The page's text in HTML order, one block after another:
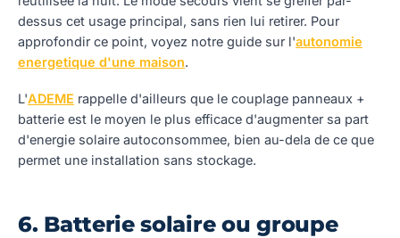
dessus cet usage principal, sans rien lui retirer. Pour
approfondir ce point, voyez notre guide sur l'autonomie
energetique d'une maison.
L'ADEME rappelle d'ailleurs que le couplage panneaux +
batterie est le moyen le plus efficace d'augmenter sa part
d'energie solaire autoconsommee, bien au-dela de ce que
permet une installation sans stockage.
6. Batterie solaire ou groupe